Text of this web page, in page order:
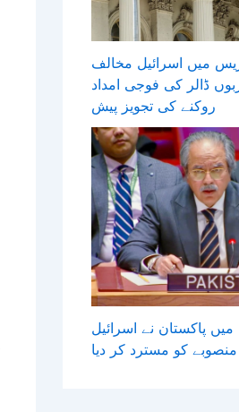
میں اسرائیل مخالف
ڈالر کی فوجی امداد
روکنے کی تجویز پیش
میں پاکستان نے اسرائیل
کو مسترد کر دیا